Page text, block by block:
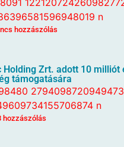
hozzászólás
Holding Zrt. adott 10 milliót
támogatására
hozzászólás